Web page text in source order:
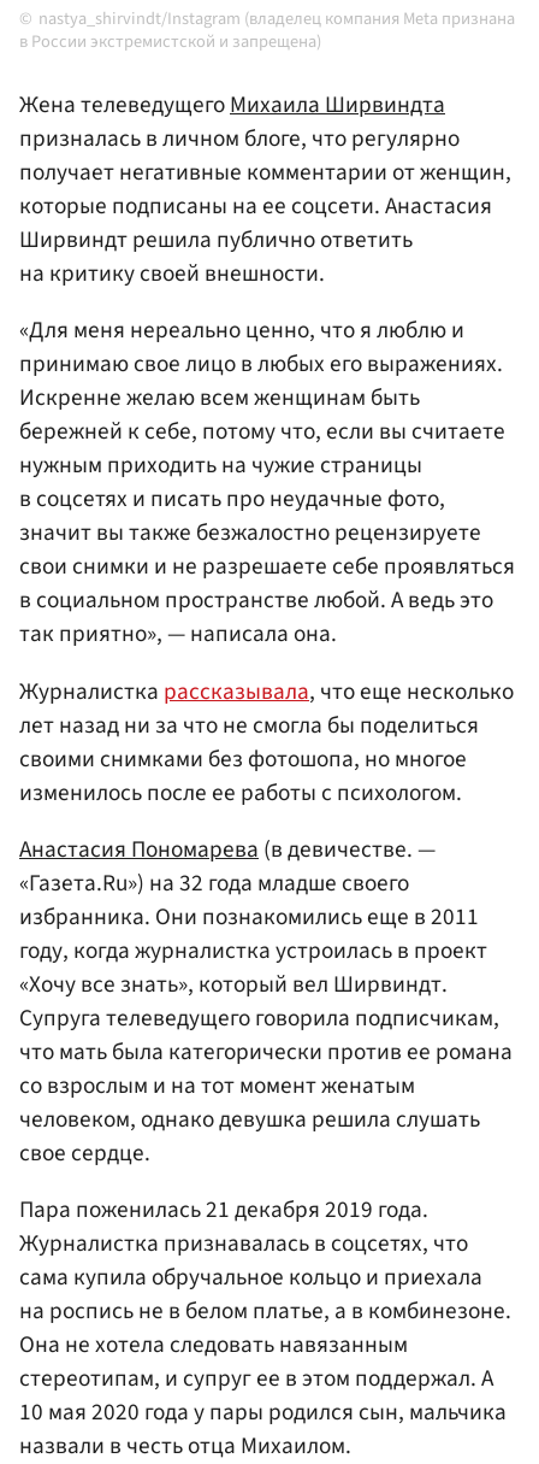
nastya_shirvindt/Instagram (владелец компания Meta признана
в России экстремистской и запрещена)
Жена телеведущегоМихаила Ширвиндта
призналась в личном блоге, что регулярно
получает негативные комментарии от женщин,
которые подписаны на ее соцсети. Анастасия
Ширвиндт решила публично ответить
на критику своей внешности.
«Для меня нереально ценно, что я люблю и
принимаю свое лицо в любых его выражениях.
Искренне желаю всем женщинам быть
бережней к себе, потому что, если вы считаете
нужным приходить на чужие страницы
в соцсетях и писать про неудачные фото,
значит вы также безжалостно рецензируете
свои снимки и не разрешаете себе проявляться
в социальном пространстве любой. А ведь это
так приятно», — написала она.
Журналистка рассказывала, что еще несколько
лет назад ни за что не смогла бы поделиться
своими снимками без фотошопа, но многое
изменилось после ее работы с психологом.
Анастасия Пономарева(в девичестве. —
«Газета.Ru») на 32 года младше своего
избранника. Они познакомились еще в 2011
году, когда журналистка устроилась в проект
«Хочу все знать», который вел Ширвиндт.
Супруга телеведущего говорила подписчикам,
что мать была категорически против ее романа
со взрослым и на тот момент женатым
человеком, однако девушка решила слушать
свое сердце.
Пара поженилась 21 декабря 2019 года.
Журналистка признавалась в соцсетях, что
сама купила обручальное кольцо и приехала
на роспись не в белом платье, а в комбинезоне.
Она не хотела следовать навязанным
стереотипам, и супруг ее в этом поддержал. А
10 мая 2020 года у пары родился сын, мальчика
назвали в честь отца Михаилом.